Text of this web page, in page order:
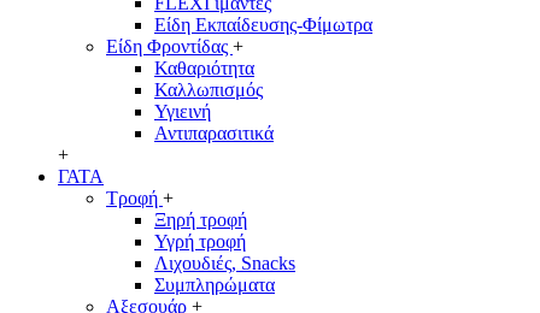
Είδη Εκπαίδευσης-Φίμωτρα
Είδη Φροντίδας +
Καθαριότητα
Καλλωπισμός
Υγιεινή
Αντιπαρασιτικά
+
ΓΑΤΑ
Τροφή +
Ξηρή τροφή
Υγρή τροφή
Λιχουδιές, Snacks
Συμπληρώματα
Αξεσουάρ +